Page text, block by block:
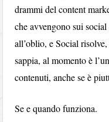
drammi del content
che avvengono sui
all’oblio, e Social
sappia, al momento è
contenuti, anche se è
Se e quando funziona.